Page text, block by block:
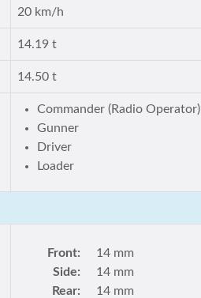
20 km/h
14.19 t
14.50 t
Commander (Radio Operator)
Gunner
Driver
Loader
Front:
14 mm
Side:
14 mm
Rear:
14 mm